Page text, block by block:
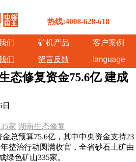
热线:4008-628-618
们 矿机产品
客户案例
们 留言反馈 language
态修复资金75.6亿 建成
家 湖南生态修复
总预算75.6亿，其中中央资金支持23
整治行动圆满收官，全省砂石土矿由
绿色矿山335家。